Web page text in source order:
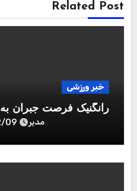
Related Post
خبر ورزشی
رانگنیک فرصت جبران
مدیر 09